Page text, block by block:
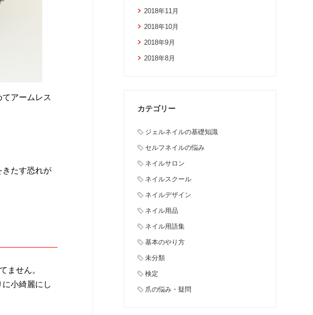
アームレス
きたす恐れが
ません。
小綺麗にし
2018年11月
2018年10月
2018年9月
2018年8月
カテゴリー
ジェルネイルの基礎知識
セルフネイルの悩み
ネイルサロン
ネイルスクール
ネイルデザイン
ネイル用品
ネイル用語集
基本のやり方
未分類
検定
爪の悩み・疑問